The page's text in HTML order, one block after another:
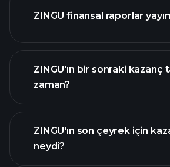
piyasa
ZINGU finansal raporlar
ZINGU finansal
ZINGU'ın bir sonraki kazanç
zaman?
ZINGU'ın son çeyrek için
neydi?